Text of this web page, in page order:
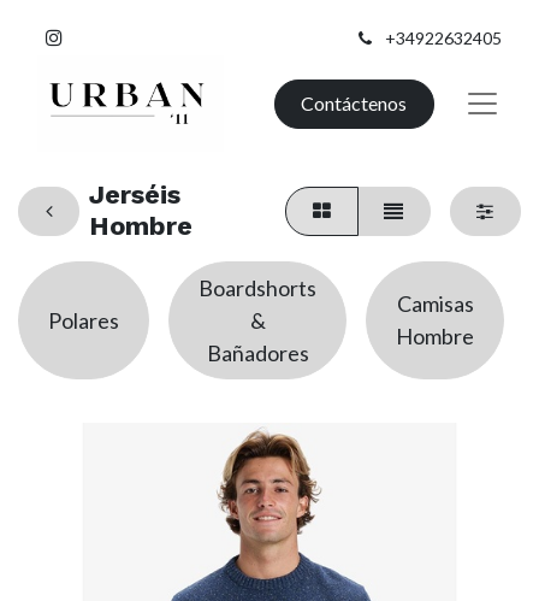
+34922632405
Contáctenos
Jerséis
Hombre
Polares
Boardshorts
&
Bañadores
Camisas
Hombre